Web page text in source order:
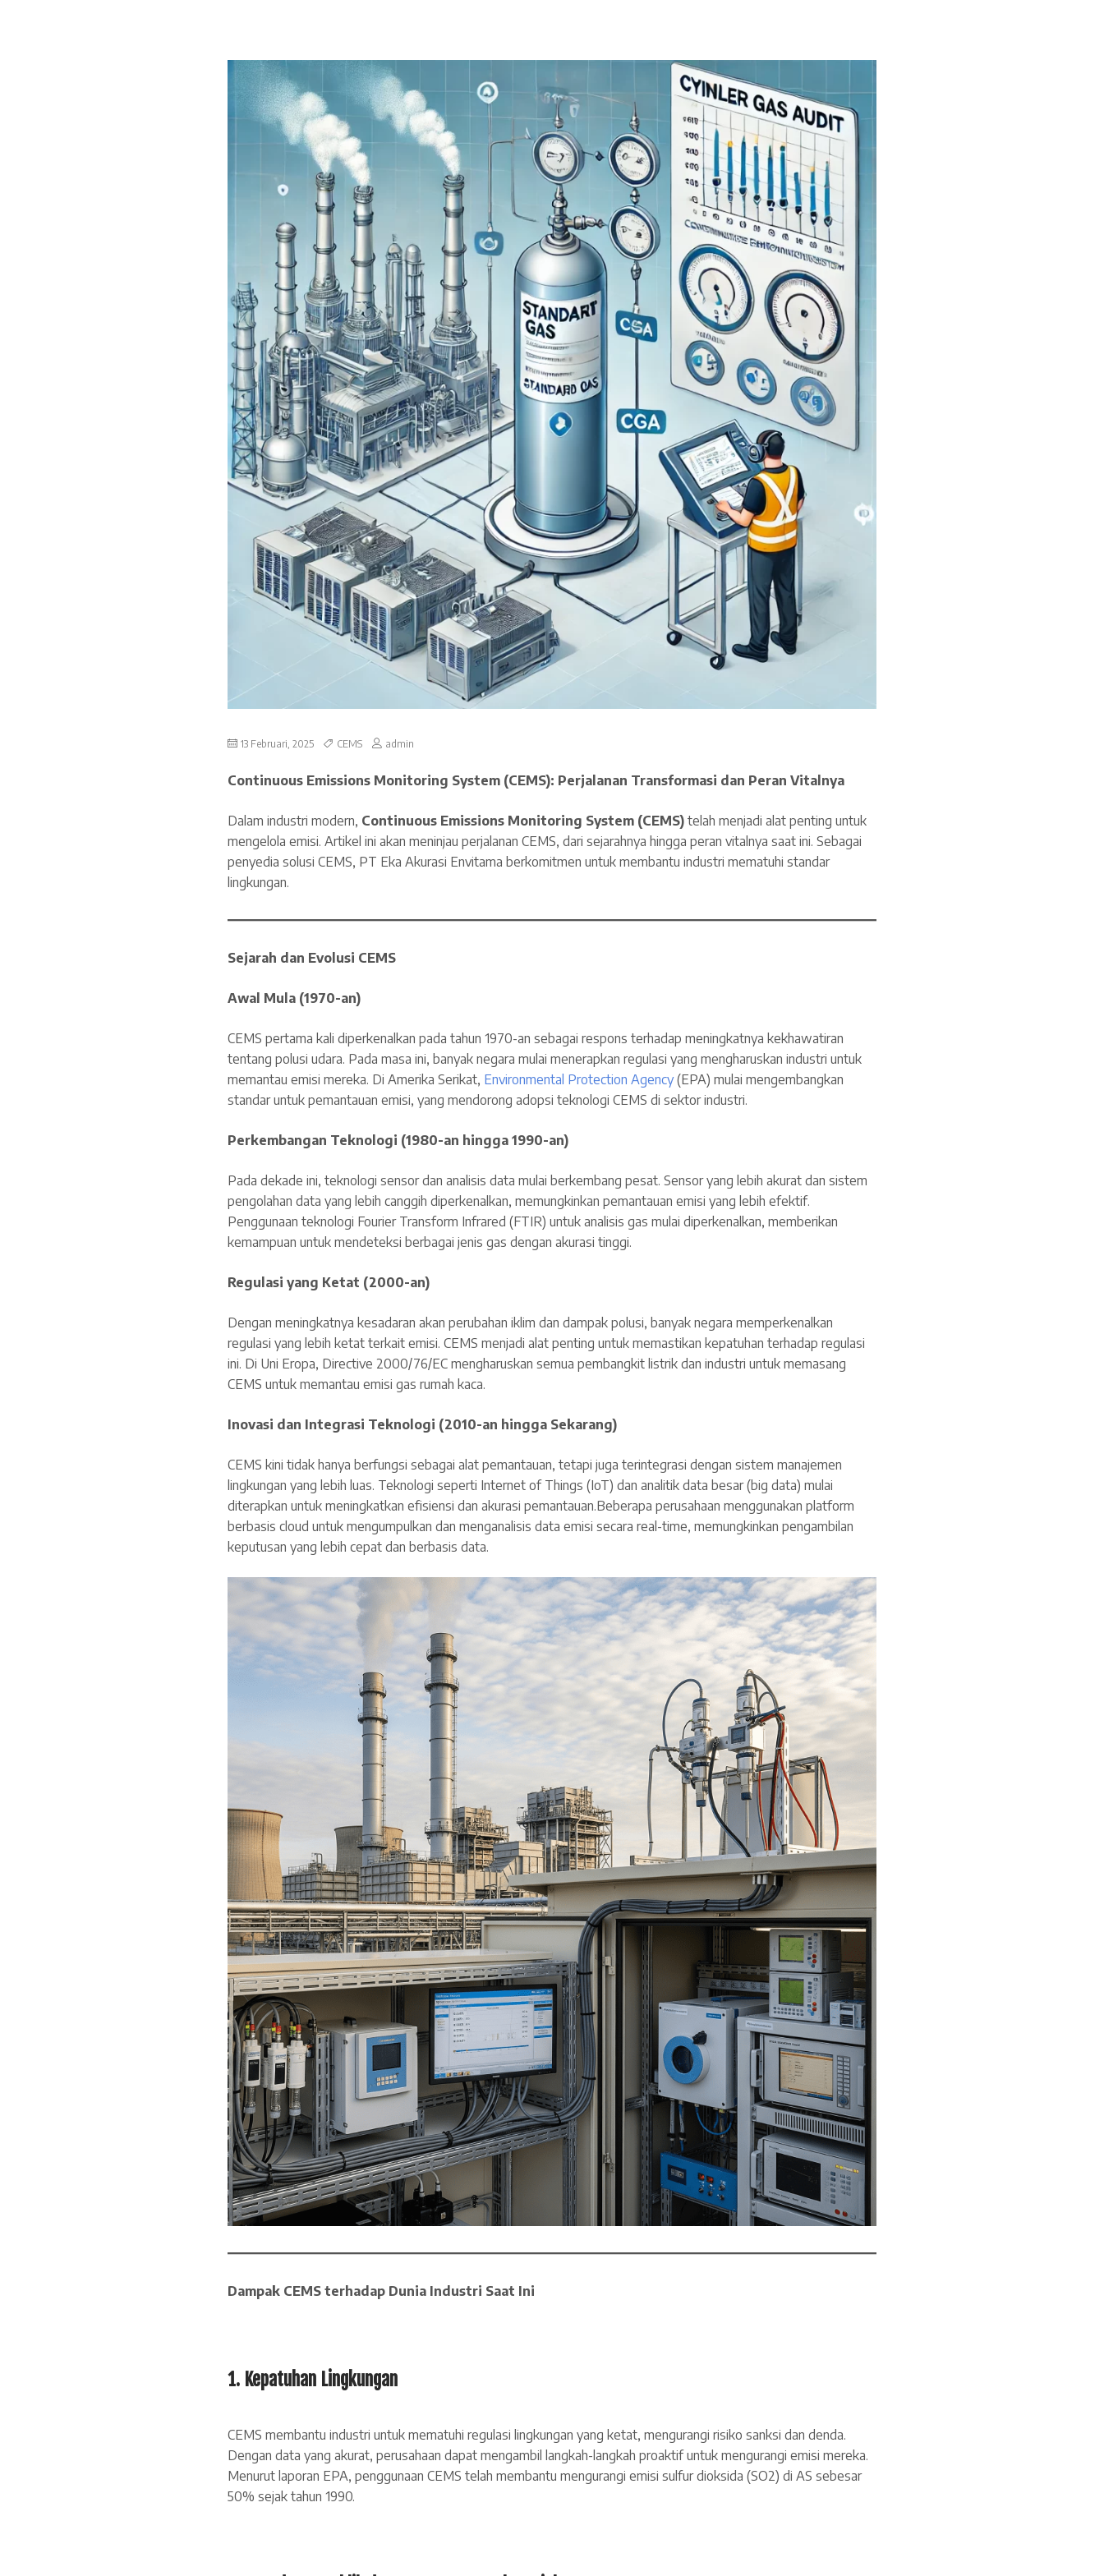
13 Februari, 2025 CEMS admin
Continuous Emissions Monitoring System (CEMS): Perjalanan Transformasi dan Peran Vitalnya
Dalam industri modern, Continuous Emissions Monitoring System (CEMS) telah menjadi alat penting untuk
mengelola emisi. Artikel ini akan meninjau perjalanan CEMS, dari sejarahnya hingga peran vitalnya saat ini. Sebagai
penyedia solusi CEMS, PT Eka Akurasi Envitama berkomitmen untuk membantu industri mematuhi standar
lingkungan.
Sejarah dan Evolusi CEMS
Awal Mula (1970-an)
CEMS pertama kali diperkenalkan pada tahun 1970-an sebagai respons terhadap meningkatnya kekhawatiran
tentang polusi udara. Pada masa ini, banyak negara mulai menerapkan regulasi yang mengharuskan industri untuk
memantau emisi mereka. Di Amerika Serikat, Environmental Protection Agency(EPA) mulai mengembangkan
standar untuk pemantauan emisi, yang mendorong adopsi teknologi CEMS di sektor industri.
Perkembangan Teknologi (1980-an hingga 1990-an)
Pada dekade ini, teknologi sensor dan analisis data mulai berkembang pesat. Sensor yang lebih akurat dan sistem
pengolahan data yang lebih canggih diperkenalkan, memungkinkan pemantauan emisi yang lebih efektif.
Penggunaan teknologi Fourier Transform Infrared (FTIR) untuk analisis gas mulai diperkenalkan, memberikan
kemampuan untuk mendeteksi berbagai jenis gas dengan akurasi tinggi.
Regulasi yang Ketat (2000-an)
Dengan meningkatnya kesadaran akan perubahan iklim dan dampak polusi, banyak negara memperkenalkan
regulasi yang lebih ketat terkait emisi. CEMS menjadi alat penting untuk memastikan kepatuhan terhadap regulasi
ini. Di Uni Eropa, Directive 2000/76/EC mengharuskan semua pembangkit listrik dan industri untuk memasang
CEMS untuk memantau emisi gas rumah kaca.
Inovasi dan Integrasi Teknologi (2010-an hingga Sekarang)
CEMS kini tidak hanya berfungsi sebagai alat pemantauan, tetapi juga terintegrasi dengan sistem manajemen
lingkungan yang lebih luas. Teknologi seperti Internet of Things (IoT) dan analitik data besar (big data) mulai
diterapkan untuk meningkatkan efisiensi dan akurasi pemantauan.Beberapa perusahaan menggunakan platform
berbasis cloud untuk mengumpulkan dan menganalisis data emisi secara real-time, memungkinkan pengambilan
keputusan yang lebih cepat dan berbasis data.
Dampak CEMS terhadap Dunia Industri Saat Ini
1. Kepatuhan Lingkungan
CEMS membantu industri untuk mematuhi regulasi lingkungan yang ketat, mengurangi risiko sanksi dan denda.
Dengan data yang akurat, perusahaan dapat mengambil langkah-langkah proaktif untuk mengurangi emisi mereka.
Menurut laporan EPA, penggunaan CEMS telah membantu mengurangi emisi sulfur dioksida (SO2) di AS sebesar
50% sejak tahun 1990.